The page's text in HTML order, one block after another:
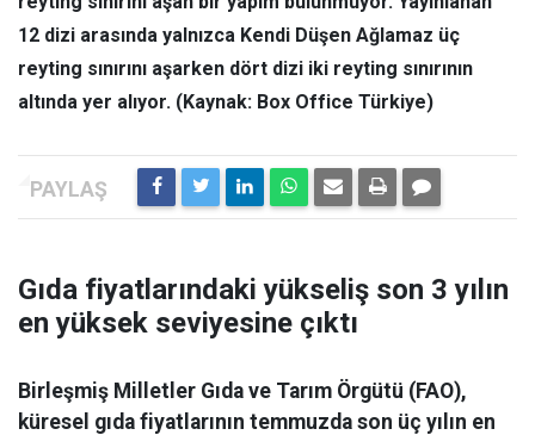
12 dizi arasında yalnızca Kendi Düşen Ağlamaz üç
reyting sınırını aşarken dört dizi iki reyting sınırının
altında yer alıyor. (Kaynak: Box Office Türkiye)
Gıda fiyatlarındaki yükseliş son 3 yılın
en yüksek seviyesine çıktı
Birleşmiş Milletler Gıda ve Tarım Örgütü (FAO),
küresel gıda fiyatlarının temmuzda son üç yılın en